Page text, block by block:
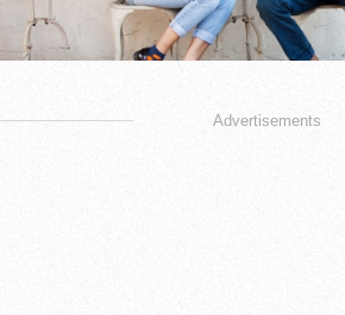
Advertisements